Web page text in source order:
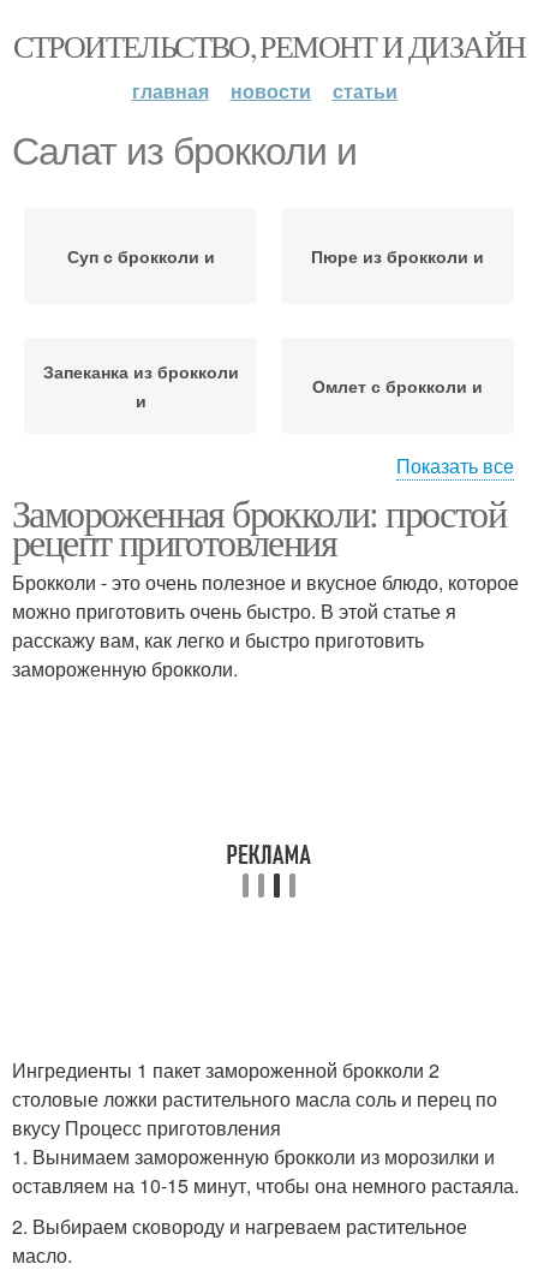
СТРОИТЕЛЬСТВО, РЕМОНТ И ДИЗАЙН
главная новости статьи
Салат из брокколи и
Суп с брокколи и Пюре из брокколи и
Запеканка из брокколи
и
Омлет с брокколи и
Суп-пюра из брокколи и Суп из брокколи и
Брокколи ребенки
Показать все
Замороженная брокколи: простой
рецепт приготовления
Брокколи - это очень полезное и вкусное блюдо, которое
можно приготовить очень быстро. В этой статье я
расскажу вам, как легко и быстро приготовить
замороженную брокколи.
Ингредиенты 1 пакет замороженной брокколи 2
столовые ложки растительного масла соль и перец по
вкусу Процесс приготовления
1. Вынимаем замороженную брокколи из морозилки и
оставляем на 10-15 минут, чтобы она немного растаяла.
2. Выбираем сковороду и нагреваем растительное
масло.